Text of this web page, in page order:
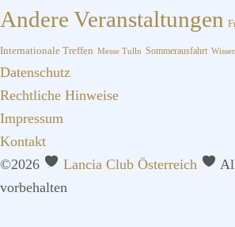
Andere Veranstaltungen
Internationale Treffen Messe Tulln Sommerausfahrt
Datenschutz
Rechtliche Hinweise
Impressum
Kontakt
©2026
Lancia Club Österreich
vorbehalten